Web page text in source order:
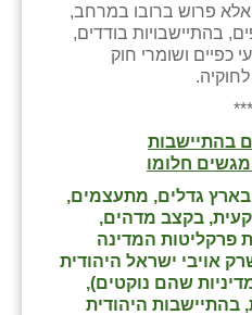
אלא פרוש ברובו במרחב,
בהתיישבויות בודדים,
כפיים ושומרי חוק
***
בהתיישבות
חלומו
גדלים, מתעצמים,
בקצב מדהים,
פרקליטות המדינה
אויבי ישראל היהודית
שהם נוקטים),
היהודית